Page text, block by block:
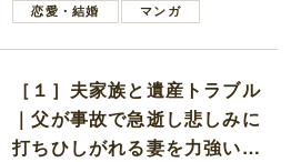
恋愛・結婚
マンガ
［１］夫家族と遺産トラブル
｜父が事故で急逝し悲しみに
打ちひしがれる妻を力強い言